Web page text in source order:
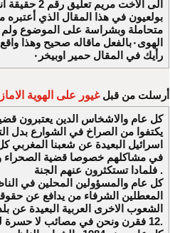
الى الأخت
بولعيون في هذا المقال الذي
متحاملة وبشراسة على الموضوع
رأيك في المقال حمير اوبيخر٠
أرسلت من قبلغيور على الهوية
كل عام والاشخاس الدين يعتبرون
يكتفوا من الصراخ في الشوارع بدل
اسرائيل البعيدة عن شعبنا المغربي
في مشاكلهم خصوصا قضية الصحراء
فلمادا تستكثرون عنهم الجنة .
كل عام والمسؤولين المحلين في
المعطلين الشرفاء من يدافع عن
الشعوب الاخرى العربية البعيدة عن
12 فقرن ونحن في مصائب لا حسرة لها.